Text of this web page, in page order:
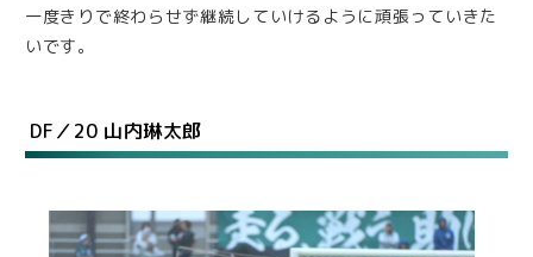
一度きりで終わらせず継続していけるように頑張っていきた
いです。
DF／20 山内琳太郎